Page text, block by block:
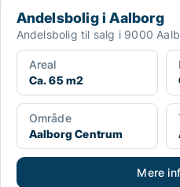
Andelsbolig i Aalborg
Andelsbolig til salg i 9000
Areal
Ca. 65 m2
Område
Aalborg Centrum
Mere